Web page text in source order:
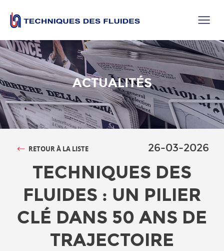
ACTUALITÉS
RETOUR À LA LISTE 26-03-2026
TECHNIQUES DES
FLUIDES : UN PILIER
CLÉ DANS 50 ANS DE
TRAJECTOIRE